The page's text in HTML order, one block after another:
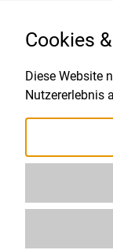
IMPRESSUM
Gefördert durch:
Cookies
Diese Website
Nutzererlebnis